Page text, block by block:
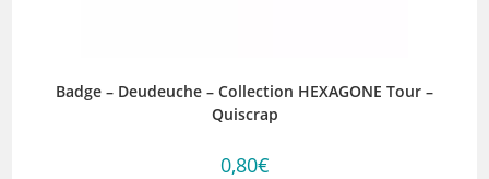
Badge – Deudeuche – Collection HEXAGONE Tour –
Quiscrap
0,80€